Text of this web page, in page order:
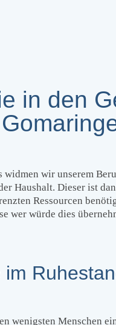
in den
widmen wir unserem
Haushalt. Dieser ist
Ressourcen
wer würde dies
im
wenigsten Menschen